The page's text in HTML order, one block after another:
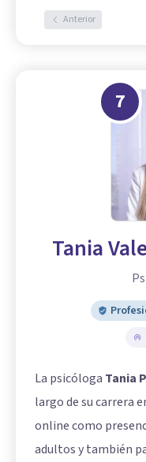
Anterior
7
Tania
La psicóloga Tania
largo de su carrera
online como
adultos y también